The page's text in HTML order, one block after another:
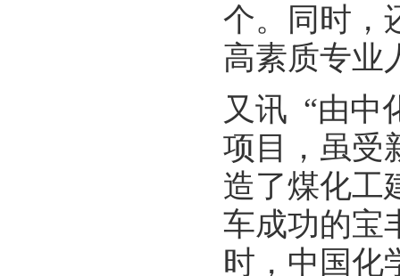
个。同时，
高素质专业
又讯 “由中
项目，虽受
造了煤化工
车成功的宝
时，中国化